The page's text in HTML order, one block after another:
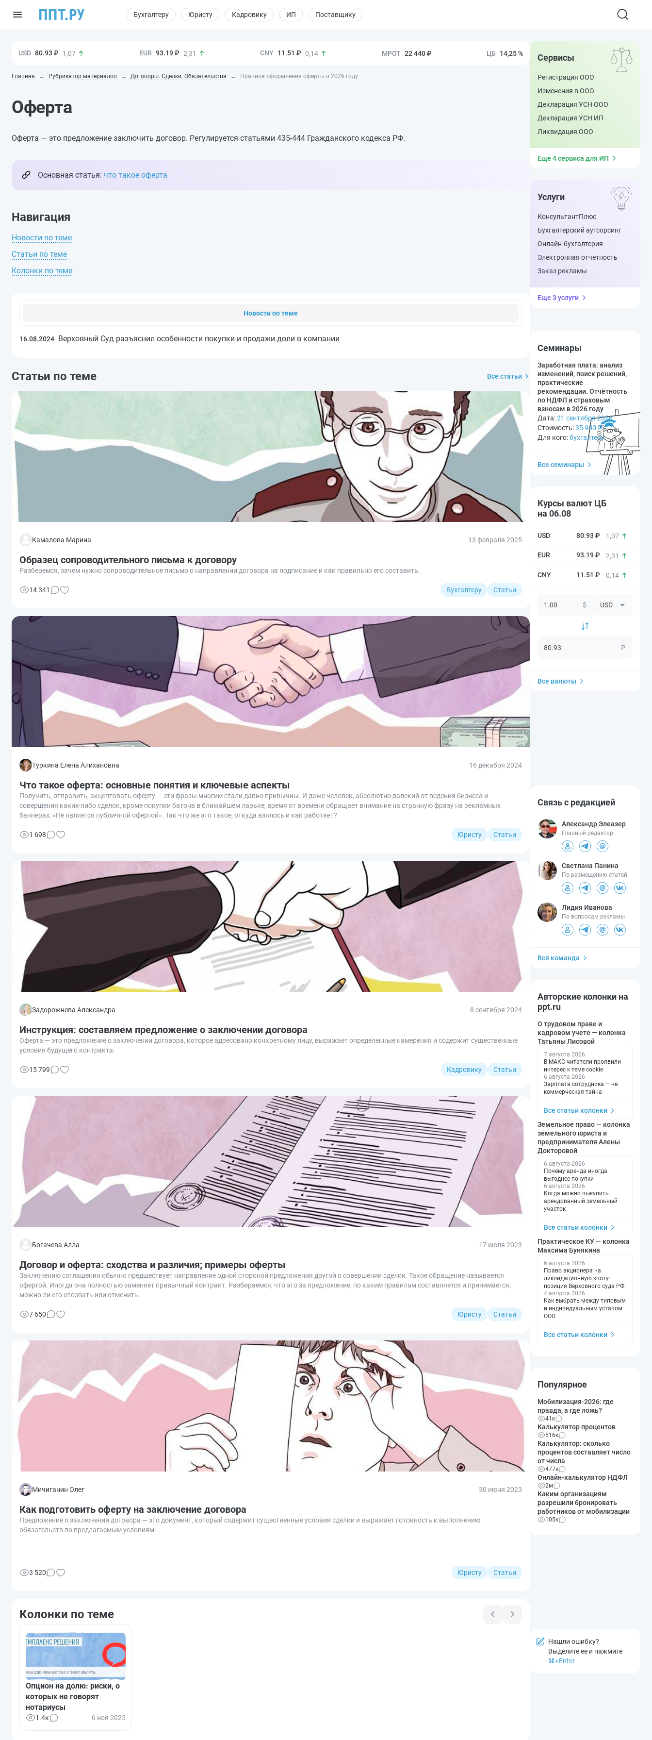
Бухгалтеру Юристу Кадровику ИП Поставщику
80.93 ₽ 1,07 93.19 ₽ 2,31 11.51 ₽ 0,14 22 440 ₽ 14,25 %
Главная Рубрикатор материалов Договоры. Сделки. Обязательства Правила оформления оферты в 2026 году
Оферта
Оферта — это предложение заключить договор. Регулируется статьями 435-444 Гражданского кодекса РФ.
Основная статья: что такое оферта
Новости по теме
16.08.2024 Верховный Суд разъяснил особенности покупки и продажи доли в компании
Статьи по теме Все статьи
Камалова Марина 13 февраля 2025
Образец сопроводительного письма к договору
Разберемся, зачем нужно сопроводительное письмо о направлении договора на подписание и как правильно его составить.
Бухгалтеру Статьи
14 341
Туркина Елена Алихановна 16 декабря 2024
Что такое оферта: основные понятия и ключевые аспекты
Получить, отправить, акцептовать оферту — эти фразы многим стали давно привычны. И даже человек, абсолютно далекий от ведения бизнеса и
совершения каких-либо сделок, кроме покупки батона в ближайшем ларьке, время от времени обращает внимание на странную фразу на рекламных
баннерах: «Не является публичной офертой». Так что же это такое, откуда взялось и как работает?
Юристу Статьи
1 698
Задорожнева Александра 8 сентября 2024
Инструкция: составляем предложение о заключении договора
Оферта — это предложение о заключении договора, которое адресовано конкретному лицу, выражает определенные намерения и содержит существенные
условия будущего контракта.
Кадровику Статьи
15 799
Богачева Алла 17 июля 2023
Договор и оферта: сходства и различия; примеры оферты
Заключению соглашения обычно предшествует направление одной стороной предложения другой о совершении сделки. Такое обращение называется
офертой. Иногда она полностью заменяет привычный контракт. Разбираемся, что это за предложение, по каким правилам составляется и принимается,
можно ли его отозвать или отменить.
Юристу Статьи
7 650
Мичиганин Олег 30 июня 2023
Как подготовить оферту на заключение договора
Предложение о заключении договора — это документ, который содержит существенные условия сделки и выражает готовность к выполнению
обязательств по предлагаемым условиям.
Юристу Статьи
3 520
Колонки по теме
Опцион на долю: риски, о
которых не говорят
нотариусы
1.4к 6 ноя 2025
Навигация
Новости по теме
Статьи по теме
Колонки по теме
Сервисы
Регистрация ООО
Изменения в ООО
Декларация УСН ООО
Декларация УСН ИП
Ликвидация ООО
Еще 4 сервиса для ИП
Услуги
КонсультантПлюс
Бухгалтерский аутсорсинг
Онлайн-бухгалтерия
Электронная отчетность
Заказ рекламы
Еще 3 услуги
Семинары
Заработная плата: анализ
изменений, поиск решений,
практические
рекомендации. Отчётность
по НДФЛ и страховым
взносам в 2026 году
Дата:21 сентября 2026
Стоимость:35 900 ₽
Для кого:бухгалтеру
Все семинары
Курсы валют ЦБ
на 06.08
80.93 ₽ 1,07
93.19 ₽ 2,31
11.51 ₽ 0,14
$
₽
Все валюты
Связь с редакцией
Александр Элеазер
Главный редактор
Светлана Панина
По размещению статей
Лидия Иванова
По вопросам рекламы
Вся команда
Авторские колонки на
ppt.ru
О трудовом праве и
кадровом учете — колонка
Татьяны Лисовой
7 августа 2026
В МАКС читатели проявили
интерес к теме cookie
6 августа 2026
Зарплата сотрудника — не
коммерческая тайна
Все статьи колонки
Земельное право — колонка
земельного юриста и
предпринимателя Алены
Докторовой
6 августа 2026
Почему аренда иногда
выгоднее покупки
6 августа 2026
Когда можно выкупить
арендованный земельный
участок
Все статьи колонки
Практическое КУ — колонка
Максима Бунякина
6 августа 2026
Право акционера на
ликвидационную квоту:
позиция Верховного суда РФ
4 августа 2026
Как выбрать между типовым
и индивидуальным уставом
ООО
Все статьи колонки
Популярное
Мобилизация-2026: где
правда, а где ложь?
41к
Калькулятор процентов
516к
Калькулятор: сколько
процентов составляет число
от числа
477к
Онлайн-калькулятор НДФЛ
2м
Каким организациям
разрешили бронировать
работников от мобилизации
105к
Нашли ошибку?
Выделите ее и нажмите
⌘+Enter